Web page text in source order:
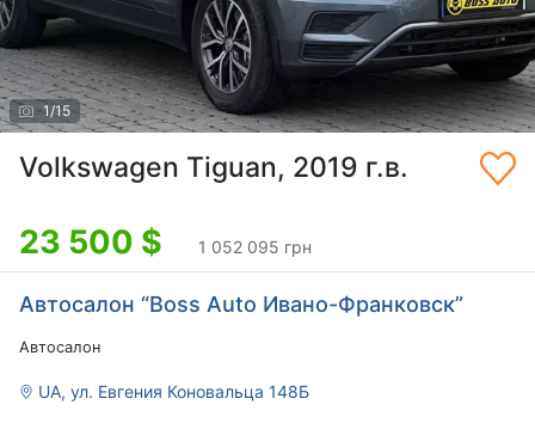
1/15
Volkswagen Tiguan, 2019 г.в.
23 500 $ 1 052 095 грн
Автосалон “Boss Auto Ивано-Франковск”
Автосалон
UA, ул. Евгения Коновальца 148Б